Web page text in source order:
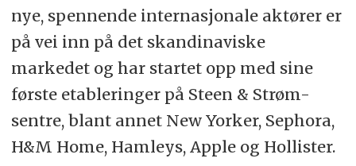
nye, spennende internasjonale aktører er
på vei inn på det skandinaviske
markedet og har startet opp med sine
første etableringer på Steen & Strøm-
sentre, blant annet New Yorker, Sephora,
H&M Home, Hamleys, Apple og Hollister.